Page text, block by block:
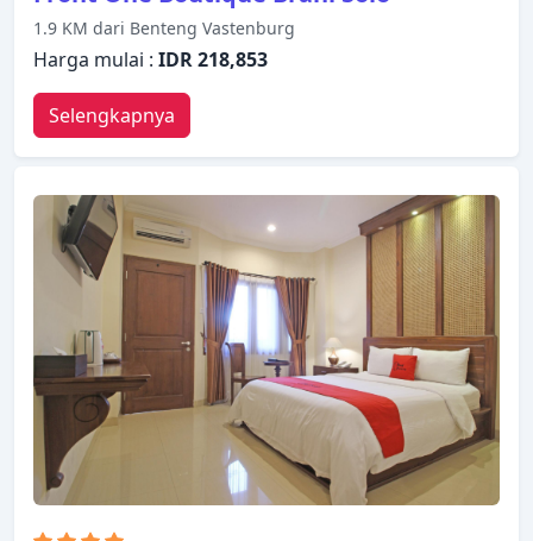
1.9 KM dari Benteng Vastenburg
Harga mulai : IDR 218,853
Selengkapnya